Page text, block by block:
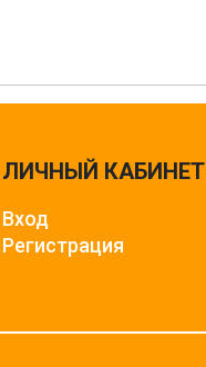
ЛИЧНЫЙ КАБИНЕТ
Вход
Регистрация